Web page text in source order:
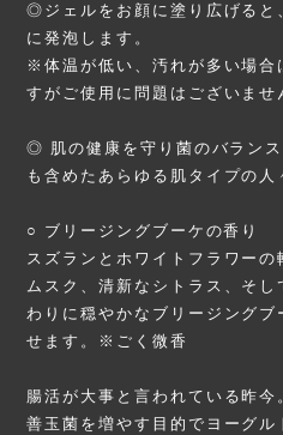
◎ジェルをお顔に塗り広げると
に発泡します。
※体温が低い、汚れが多い場合
すがご使用に問題はございませ
◎ 肌の健康を守り菌のバラン
も含めたあらゆる肌タイプの人
○ ブリージングブーケの香り
スズランとホワイトフラワー
ムスク、清新なシトラス、そ
わりに穏やかなブリージング
せます。※ごく微香
腸活が大事と言われている昨今
善玉菌を増やす目的でヨーグ